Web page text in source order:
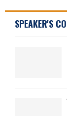
SPEAKER'S